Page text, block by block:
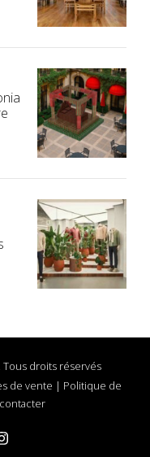
Tous droits réservés
de vente | Politique de